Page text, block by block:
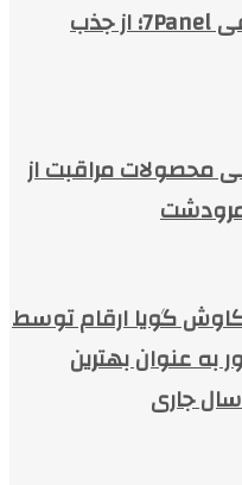
خدمات شبکه‌های اجتماعی 7Panel؛ از جذب
محصولات مراقبت از
گویا ارقام توسط
به عنوان بهترین
جاری